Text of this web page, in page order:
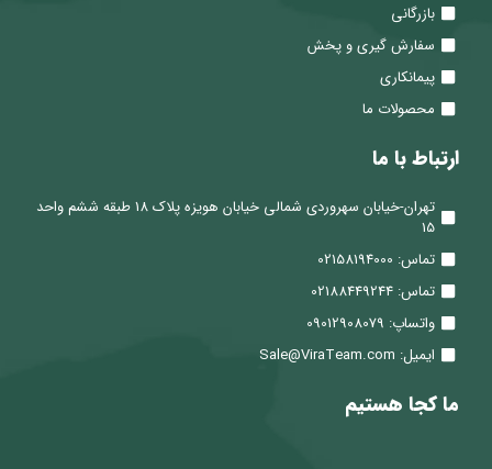
بازرگانی
سفارش گیری و پخش
پیمانکاری
محصولات ما
ارتباط با ما
تهران-خیابان سهروردی شمالی خیابان هویزه پلاک 18 طبقه ششم واحد
15
تماس: 02158194000
تماس: 02188449244
واتساپ: 09012908079
ایمیل: Sale@ViraTeam.com
ما کجا هستیم